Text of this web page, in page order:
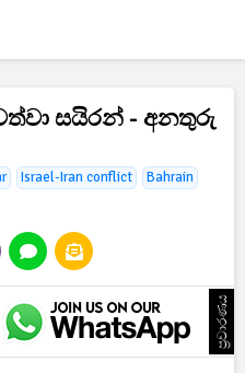
සයිරන් - අනතුරු
Israel-Iran conflict
Bahrain
ප්‍රචාරණය